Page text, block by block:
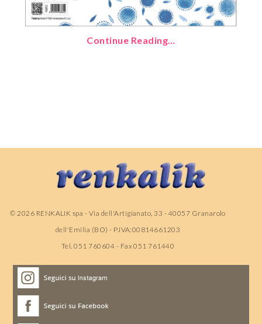
Continue Reading…
© 2026 RENKALIK spa - Via dell'Artigianato, 33 - 40057 Granarolo
dell'Emilia (BO) - P.IVA:00814661203
Tel. 051 760604 - Fax 051 761440